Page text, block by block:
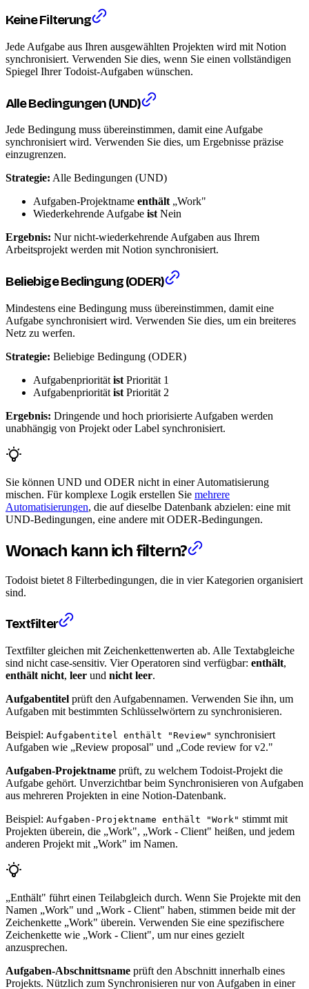
Keine Filterung
Jede Aufgabe aus Ihren ausgewählten Projekten wird mit Notion
synchronisiert. Verwenden Sie dies, wenn Sie einen vollständigen
Spiegel Ihrer Todoist-Aufgaben wünschen.
Alle Bedingungen (UND)
Jede Bedingung muss übereinstimmen, damit eine Aufgabe
synchronisiert wird. Verwenden Sie dies, um Ergebnisse präzise
einzugrenzen.
Strategie: Alle Bedingungen (UND)
Aufgaben-Projektname enthält„Work"
Wiederkehrende Aufgabe istNein
Ergebnis: Nur nicht-wiederkehrende Aufgaben aus Ihrem
Arbeitsprojekt werden mit Notion synchronisiert.
Beliebige Bedingung (ODER)
Mindestens eine Bedingung muss übereinstimmen, damit eine
Aufgabe synchronisiert wird. Verwenden Sie dies, um ein breiteres
Netz zu werfen.
Strategie: Beliebige Bedingung (ODER)
Aufgabenpriorität ist Priorität 1
Aufgabenpriorität ist Priorität 2
Ergebnis: Dringende und hoch priorisierte Aufgaben werden
unabhängig von Projekt oder Label synchronisiert.
Sie können UND und ODER nicht in einer Automatisierung
mischen. Für komplexe Logik erstellen Sie mehrere
Automatisierungen, die auf dieselbe Datenbank abzielen: eine mit
UND-Bedingungen, eine andere mit ODER-Bedingungen.
Wonach kann ich filtern?
Todoist bietet 8 Filterbedingungen, die in vier Kategorien organisiert
sind.
Textfilter
Textfilter gleichen mit Zeichenkettenwerten ab. Alle Textabgleiche
sind nicht case-sensitiv. Vier Operatoren sind verfügbar: enthält,
enthält nicht, leer und nicht leer.
Aufgabentitel prüft den Aufgabennamen. Verwenden Sie ihn, um
Aufgaben mit bestimmten Schlüsselwörtern zu synchronisieren.
Beispiel: Aufgabentitel enthält "Review" synchronisiert
Aufgaben wie „Review proposal" und „Code review for v2."
Aufgaben-Projektname prüft, zu welchem Todoist-Projekt die
Aufgabe gehört. Unverzichtbar beim Synchronisieren von Aufgaben
aus mehreren Projekten in eine Notion-Datenbank.
Beispiel: Aufgaben-Projektname enthält "Work" stimmt mit
Projekten überein, die „Work", „Work - Client" heißen, und jedem
anderen Projekt mit „Work" im Namen.
„Enthält" führt einen Teilabgleich durch. Wenn Sie Projekte mit den
Namen „Work" und „Work - Client" haben, stimmen beide mit der
Zeichenkette „Work" überein. Verwenden Sie eine spezifischere
Zeichenkette wie „Work - Client", um nur eines gezielt
anzusprechen.
Aufgaben-Abschnittsname prüft den Abschnitt innerhalb eines
Projekts. Nützlich zum Synchronisieren nur von Aufgaben in einer